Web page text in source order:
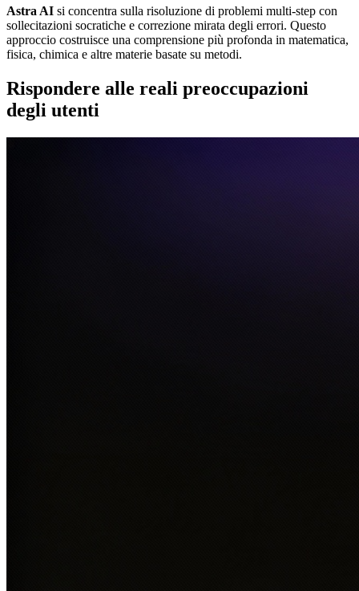
Astra AI si concentra sulla risoluzione di problemi multi-step con
sollecitazioni socratiche e correzione mirata degli errori. Questo
approccio costruisce una comprensione più profonda in matematica,
fisica, chimica e altre materie basate su metodi.
Rispondere alle reali preoccupazioni
degli utenti